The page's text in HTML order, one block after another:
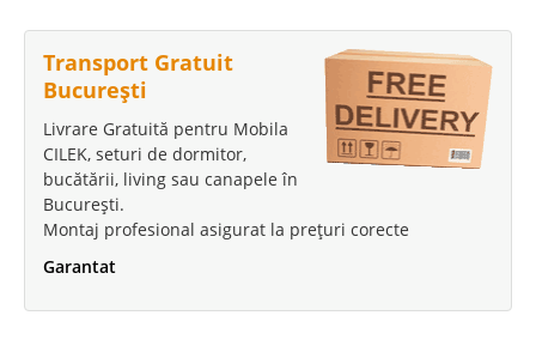
Transport Gratuit
București
Livrare Gratuită pentru Mobila
CILEK, seturi de dormitor,
bucătării, living sau canapele în
București.
Montaj profesional asigurat la prețuri corecte
Garantat